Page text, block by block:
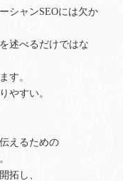
シャンSEOには欠か
述べるだけではな
す。
やすい。
えるための
拓し、